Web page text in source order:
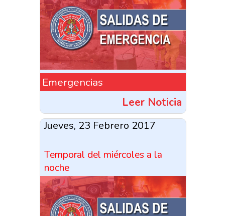
Emergencias
Leer Noticia
Jueves, 23 Febrero 2017
Temporal del miércoles a la
noche